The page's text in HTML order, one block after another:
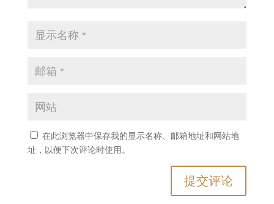
在此浏览器中保存我的显示名称、邮箱地址和网站地
址，以便下次评论时使用。